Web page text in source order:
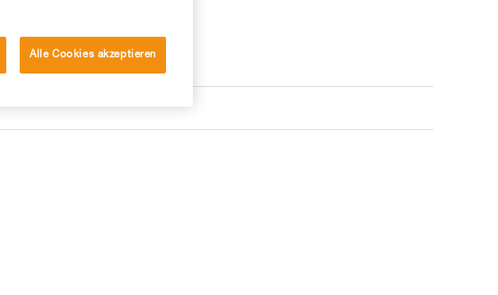
Alle Cookies akzeptieren